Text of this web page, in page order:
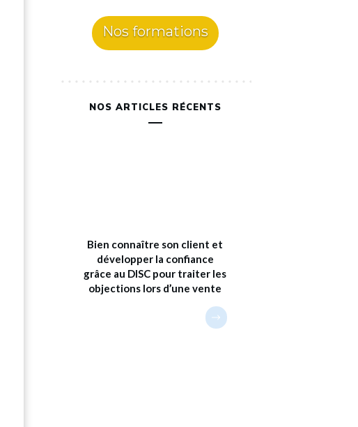
Nos formations
NOS ARTICLES RÉCENTS
Bien connaître son client et
développer la confiance
grâce au DISC pour traiter les
objections lors d’une vente